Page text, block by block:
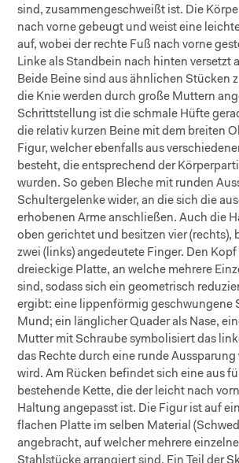
sind, zusammengeschweißt ist. Die
nach vorne gebeugt und weist eine
auf, wobei der rechte Fuß nach vorne
Linke als Standbein nach hinten versetzt
Beide Beine sind aus ähnlichen Stücken
die Knie werden durch große Muttern
Schrittstellung ist die schmale Hüfte
die relativ kurzen Beine mit dem breiten
Figur, welcher ebenfalls aus
besteht, die entsprechend der
wurden. So geben Bleche mit runden
Schultergelenke wider, an die sich die
erhobenen Arme anschließen. Auch die
oben gerichtet und besitzen vier (rechts),
zwei (links) angedeutete Finger. Den
dreieckige Platte, an welche mehrere
sind, sodass sich ein geometrisch
ergibt: eine lippenförmig geschwungene
Mund; ein länglicher Quader als Nase,
Mutter mit Schraube symbolisiert das
das Rechte durch eine runde
wird. Am Rücken befindet sich eine aus
bestehende Kette, die der leicht nach
Haltung angepasst ist. Die Figur ist auf
flachen Platte im selben Material
angebracht, auf welcher mehrere